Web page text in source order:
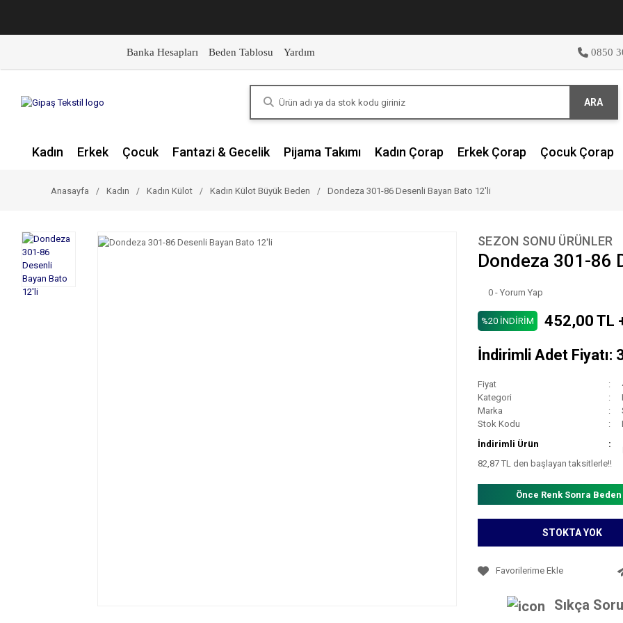
Banka Hesapları Beden Tablosu Yardım 0850
ARA
Kadın Erkek Çocuk Fantazi & Gecelik Pijama Takımı Kadın Çorap Erkek Çorap Çocuk Çorap
Anasayfa Kadın Kadın Külot Kadın Külot Büyük Beden Dondeza 301-86 Desenli Bayan Bato 12'li
SEZON SONU ÜRÜNLER
Dondeza 301-86
0 - Yorum Yap
%20 İNDİRİM
452,00 TL
İndirimli Adet Fiyatı:
Fiyat
Kategori
Marka
Stok Kodu
İndirimli Ürün
82,87 TL den başlayan taksitlerle!!
Önce Renk Sonra
STOKTA YOK
Sıkça